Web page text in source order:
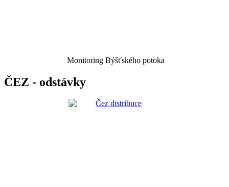
Monitoring Býšťského potoka
ČEZ - odstávky